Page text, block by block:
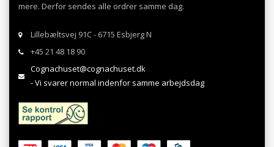
mere. Derfor sendes alle ordrer samme dag.
Lillebæltsvej 91C - 6715 Esbjerg N
+45 21 48 18 90
Cognachuset@cognachuset.dk
- Vi svarer normal indenfor samme arbejdsdag